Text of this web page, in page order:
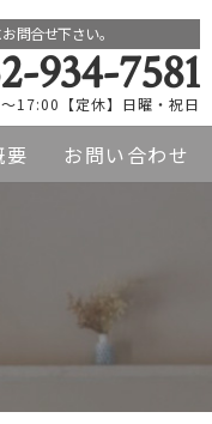
問合せ下さい。
934-7581
17:00【定休】日曜・祝日
要 お問い合わせ